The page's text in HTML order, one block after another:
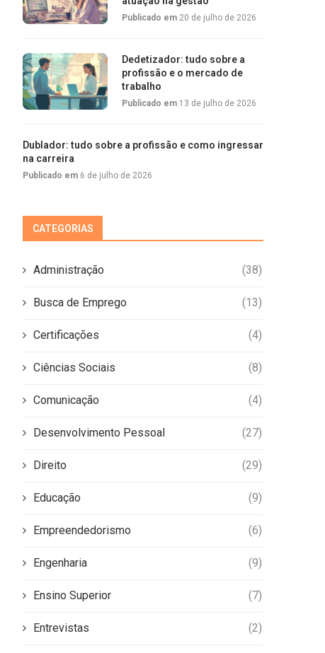
Publicado em 20 de julho de 2026
Dedetizador: tudo sobre a
profissão e o mercado de
trabalho
Publicado em 13 de julho de 2026
Dublador: tudo sobre a profissão e como ingressar
na carreira
Publicado em 6 de julho de 2026
CATEGORIAS
Administração (38)
Busca de Emprego (13)
Certificações (4)
Ciências Sociais (8)
Comunicação (4)
Desenvolvimento Pessoal (27)
Direito (29)
Educação (9)
Empreendedorismo (6)
Engenharia (9)
Ensino Superior (7)
Entrevistas (2)